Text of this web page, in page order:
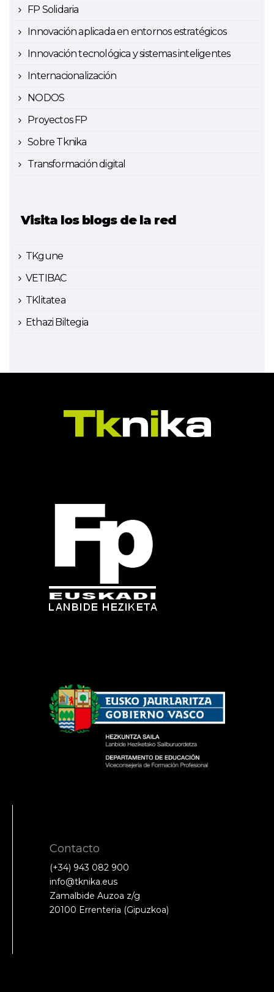
FP Solidaria
Innovación aplicada en entornos estratégicos
Innovación tecnológica y sistemas inteligentes
Internacionalización
NODOS
Proyectos FP
Sobre Tknika
Transformación digital
Visita los blogs de la red
TKgune
VETIBAC
TKlitatea
Ethazi Biltegia
Contacto
(+34) 943 082 900
info@tknika.eus
Zamalbide Auzoa z/g
20100 Errenteria (Gipuzkoa)